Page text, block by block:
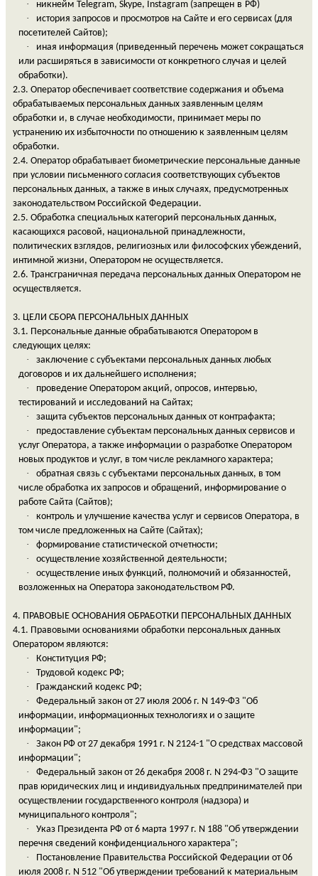
·
никнейм Telegram, Skype, Instagram (запрещен в РФ)
·
история запросов и просмотров на Сайте и его сервисах (для
посетителей Сайтов);
·
иная информация (приведенный перечень может сокращаться
или расширяться в зависимости от конкретного случая и целей
обработки).
2.3. Оператор обеспечивает соответствие содержания и объема
обрабатываемых персональных данных заявленным целям
обработки и, в случае необходимости, принимает меры по
устранению их избыточности по отношению к заявленным целям
обработки.
2.4. Оператор обрабатывает биометрические персональные данные
при условии письменного согласия соответствующих субъектов
персональных данных, а также в иных случаях, предусмотренных
законодательством Российской Федерации.
2.5. Обработка специальных категорий персональных данных,
касающихся расовой, национальной принадлежности,
политических взглядов, религиозных или философских убеждений,
интимной жизни, Оператором не осуществляется.
2.6. Трансграничная передача персональных данных Оператором не
осуществляется.
3. ЦЕЛИ СБОРА ПЕРСОНАЛЬНЫХ ДАННЫХ
3.1. Персональные данные обрабатываются Оператором в
следующих целях:
·
заключение с субъектами персональных данных любых
договоров и их дальнейшего исполнения;
·
проведение Оператором акций, опросов, интервью,
тестирований и исследований на Сайтах;
·
защита субъектов персональных данных от контрафакта;
·
предоставление субъектам персональных данных сервисов и
услуг Оператора, а также информации о разработке Оператором
новых продуктов и услуг, в том числе рекламного характера;
·
обратная связь с субъектами персональных данных, в том
числе обработка их запросов и обращений, информирование о
работе Сайта (Сайтов);
·
контроль и улучшение качества услуг и сервисов Оператора, в
том числе предложенных на Сайте (Сайтах);
·
формирование статистической отчетности;
·
осуществление хозяйственной деятельности;
·
осуществление иных функций, полномочий и обязанностей,
возложенных на Оператора законодательством РФ.
4. ПРАВОВЫЕ ОСНОВАНИЯ ОБРАБОТКИ ПЕРСОНАЛЬНЫХ ДАННЫХ
4.1. Правовыми основаниями обработки персональных данных
Оператором являются:
·
Конституция РФ;
·
Трудовой кодекс РФ;
·
Гражданский кодекс РФ;
·
Федеральный закон от 27 июля 2006 г. N 149-ФЗ "Об
информации, информационных технологиях и о защите
информации";
·
Закон РФ от 27 декабря 1991 г. N 2124-1 "О средствах массовой
информации";
·
Федеральный закон от 26 декабря 2008 г. N 294-ФЗ "О защите
прав юридических лиц и индивидуальных предпринимателей при
осуществлении государственного контроля (надзора) и
муниципального контроля";
·
Указ Президента РФ от 6 марта 1997 г. N 188 "Об утверждении
перечня сведений конфиденциального характера";
·
Постановление Правительства Российской Федерации от 06
июля 2008 г. N 512 "Об утверждении требований к материальным